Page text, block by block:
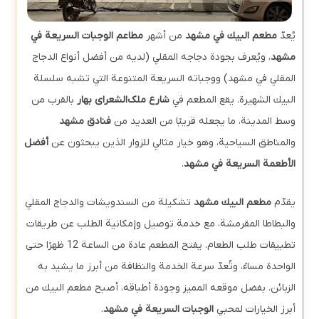
يُعدّمطعم البيك في مشهد من أشهرمطاعم الوجبات السريعة في
مشهد، ويُعرف بجودة دجاجه المقلي (لديه من أفضل أنواع الدجاج
المقلي في مشهد) ووجباته السريعة المتنوعة التي تشبه سلسلة
البيك الشهيرة. يقع المطعم فيشارع ملک‌الشعرای بهار بالقرب من
وسط المدينة، ما يجعله قريبًا من العديد منفنادق مشهد
والمناطق السياحية، وهو خيار مثالي للزوار الذين يبحثون عنأفضل
الأطعمة السريعة في مشهد.
يقدّممطعم البيك مشهد تشكيلة من السندويشات والدجاج المقلي
والبطاطا المقرمشة، مع خدمة توصيل وإمكانية الطلب عن طريقات
تطبيقات طلب الطعام. يفتح المطعم عادة من الساعة 12 ظهرًا حتى
الواحدة مساءً، وتُعدّ سرعة الخدمة والنظافة من أبرز ما يشيد به
الزبائن. بفضل موقعه المميز وجودة أطباقه، أصبح مطعم البيك من
أبرز الخيارات لمحبيالوجبات السريعة في مشهد.